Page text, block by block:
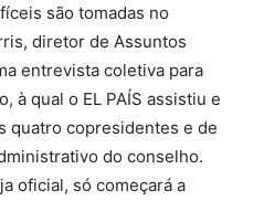
são tomadas no
diretor de Assuntos
entrevista coletiva para
à qual o EL PAÍS assistiu e
quatro copresidentes e de
do conselho.
oficial, só começará a